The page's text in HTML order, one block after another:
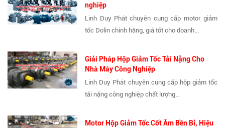
nghiệp
Linh Duy Phát chuyên cung cấp motor giảm
tốc Dolin chính hãng, giá tốt cho doanh...
Giải Pháp Hộp Giảm Tốc Tải Nặng Cho
Nhà Máy Công Nghiệp
Linh Duy Phát chuyên cung cấp hộp giảm tốc
tải nặng công nghiệp chất lượng...
Motor Hộp Giảm Tốc Cốt Âm Bền Bỉ, Hiệu